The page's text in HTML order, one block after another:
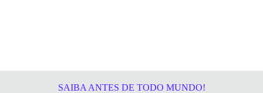
SAIBA ANTES DE TODO MUNDO!